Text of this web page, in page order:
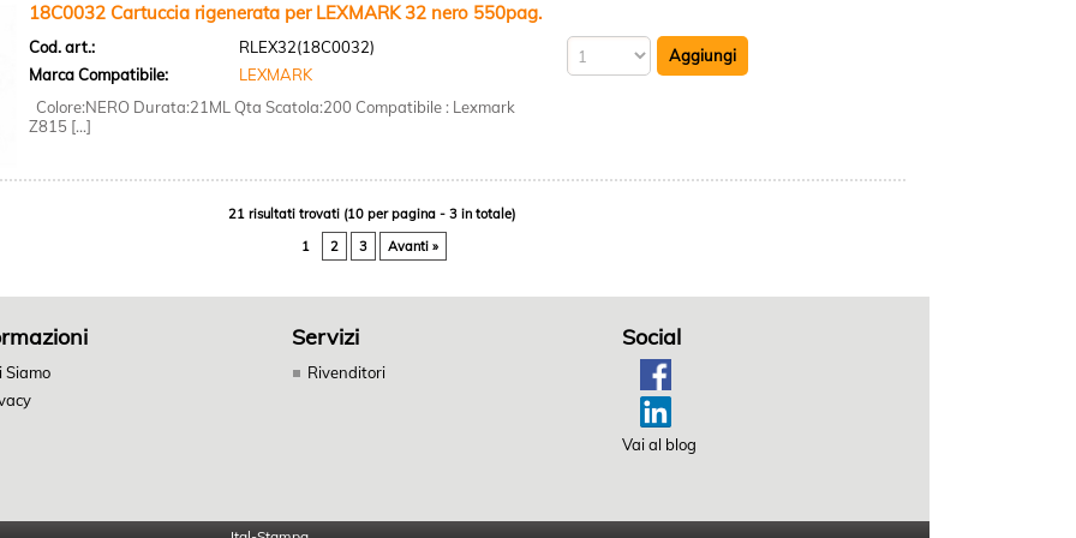
18C0032 Cartuccia rigenerata per LEXMARK 32 nero 550pag.
Cod. art.:
RLEX32(18C0032)
Marca Compatibile:
LEXMARK
Colore:NERO Durata:21ML Qta Scatola:200 Compatibile : Lexmark
Z815 [...]
21 risultati trovati (10 per pagina - 3 in totale)
1
2 3 Avanti »
Siamo
Servizi
Rivenditori
Social
Vai al blog